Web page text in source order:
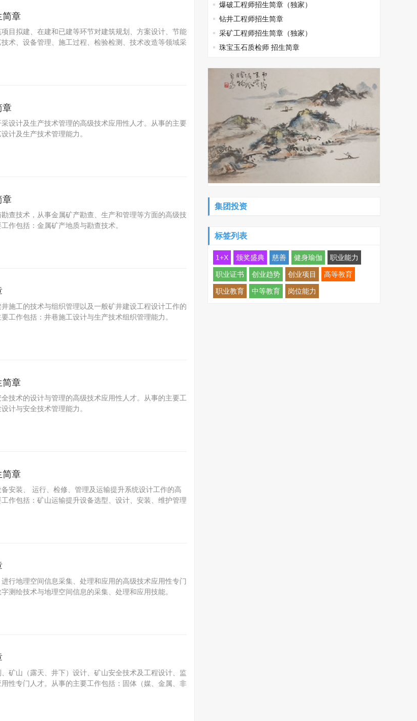
简章
目拟建、在建和已建等环节对建筑规划、方案设计、节能
术、设备管理、施工过程、检验检测、技术改造等领域采
章
设计及生产技术管理的高级技术应用性人才。从事的主要
计及生产技术管理能力。
章
查技术，从事金属矿产勘查、生产和管理等方面的高级技
作包括：金属矿产地质与勘查技术。
施工的技术与组织管理以及一般矿井建设工程设计工作的
工作包括：井巷施工设计与生产技术组织管理能力。
简章
技术的设计与管理的高级技术应用性人才。从事的主要工
计与安全技术管理能力。
简章
安装、 运行、检修、管理及运输提升系统设计工作的高
作包括：矿山运输提升设备选型、设计、安装、维护管理
行地理空间信息采集、处理和应用的高级技术应用性专门
测绘技术与地理空间信息的采集、处理和应用技能。
矿山（露天、井下）设计、矿山安全技术及工程设计、监
性专门人才。从事的主要工作包括：固体（媒、金属、非
爆破工程师招生简章（独家）
钻井工程师招生简章
采矿工程师招生简章（独家）
珠宝玉石质检师 招生简章
集团投资
标签列表
1+X 颁奖盛典 慈善 健身瑜伽 职业能力
职业证书 创业趋势 创业项目 高等教育
职业教育 中等教育 岗位能力